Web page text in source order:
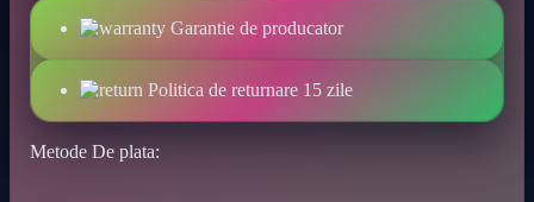
Garantie de producator
Politica de returnare 15 zile
Metode De plata: